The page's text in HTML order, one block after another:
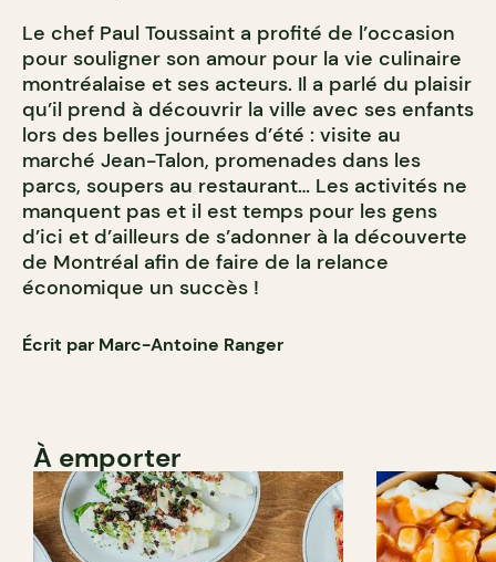
Le chef Paul Toussaint a profité de l’occasion
pour souligner son amour pour la vie culinaire
montréalaise et ses acteurs. Il a parlé du plaisir
qu’il prend à découvrir la ville avec ses enfants
lors des belles journées d’été : visite au
marché Jean-Talon, promenades dans les
parcs, soupers au restaurant… Les activités ne
manquent pas et il est temps pour les gens
d’ici et d’ailleurs de s’adonner à la découverte
de Montréal afin de faire de la relance
économique un succès !
Écrit par Marc-Antoine Ranger
À emporter